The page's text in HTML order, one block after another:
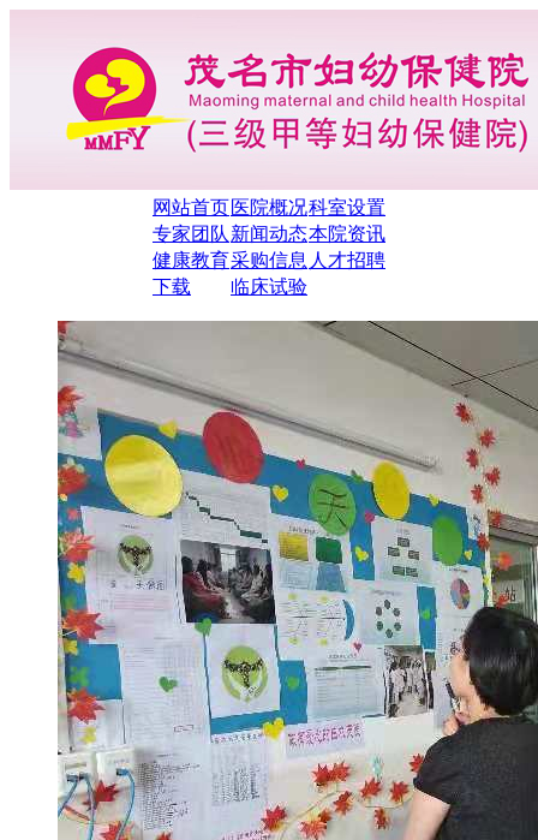
网站首页医院概况科室设置
专家团队 新闻动态本院资讯
健康教育采购信息 人才招聘
下载
临床试验